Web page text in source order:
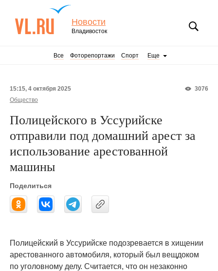
Новости
Владивосток
Все Фоторепортажи Спорт Еще
3076
15:15, 4 октября 2025
Общество
Полицейского в Уссурийске
отправили под домашний арест за
использование арестованной
машины
Поделиться
Полицейский в Уссурийске подозревается в хищении
арестованного автомобиля, который был вещдоком
по уголовному делу. Считается, что он незаконно